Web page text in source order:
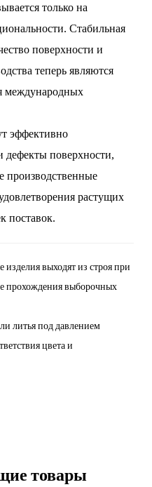
только на
Стабильная
поверхности и
теперь являются
международных
эффективно
дефекты поверхности,
производственные
растущих
поставок.
выходят из строя при
прохождения выборочных
литья под давлением
цвета и
товары